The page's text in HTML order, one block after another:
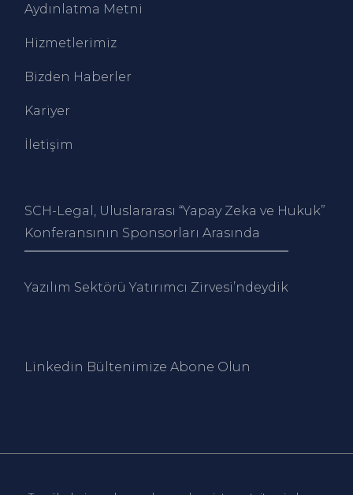
Aydınlatma Metni
Hizmetlerimiz
Bizden Haberler
Kariyer
İletişim
SCH-Legal, Uluslararası “Yapay Zeka ve Hukuk”
Konferansının Sponsorları Arasında
Yazılım Sektörü Yatırımcı Zirvesi’ndeydik
Linkedin Bültenimize Abone Ol un